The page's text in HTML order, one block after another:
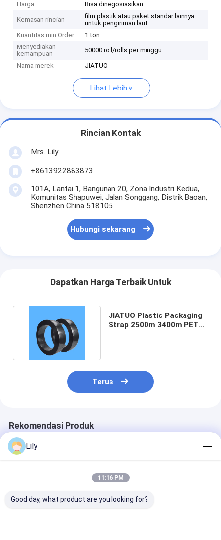
Harga
Bisa dinegosiasikan
Kemasan rincian
film plastik atau paket standar lainnya
untuk pengiriman laut
Kuantitas min Order
1 ton
Menyediakan
kemampuan
50000 roll/rolls per minggu
Nama merek JIATUO
Lihat Lebih
Rincian Kontak
Mrs. Lily
+8613922883873
101A, Lantai 1, Bangunan 20, Zona Industri Kedua,
Komunitas Shapuwei, Jalan Songgang, Distrik Baoan,
Shenzhen China 518105
Hubungi sekarang
Dapatkan Harga Terbaik Untuk
JIATUO Plastic Packaging
Strap 2500m 3400m PET
Terus
Rekomendasi Produk
Lily
11:16 PM
Good day, what product are you looking for?